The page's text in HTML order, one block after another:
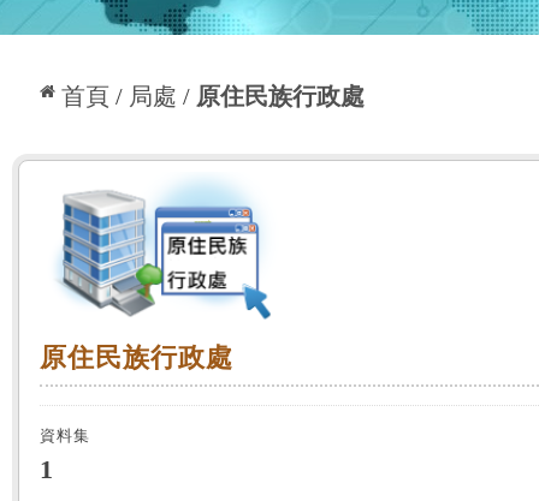
首頁 局處 原住民族行政處
::: 原住民族行政處
原住民族行政處
資料集
1